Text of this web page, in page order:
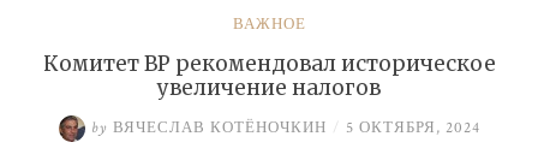
ВАЖНОЕ
Комитет ВР рекомендовал историческое
увеличение налогов
by ВЯЧЕСЛАВ КОТЁНОЧКИН / 5 ОКТЯБРЯ, 2024